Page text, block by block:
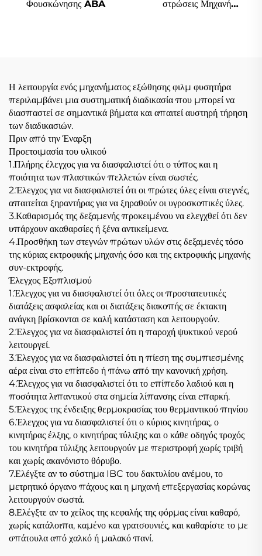
Φουσκώνησης ABA
στρώσεις Μηχανή
Η λειτουργία ενός μηχανήματος εξώθησης φιλμ φυσητήρα
περιλαμβάνει μια συστηματική διαδικασία που μπορεί να
διασπαστεί σε σημαντικά βήματα και απαιτεί αυστηρή τήρηση
των διαδικασιών.
Πριν από την Έναρξη
Προετοιμασία του υλικού
1.Πλήρης έλεγχος για να διασφαλιστεί ότι ο τύπος και η
ποιότητα των πλαστικών πελλετών είναι σωστές.
2.Έλεγχος για να διασφαλιστεί ότι οι πρώτες ύλες είναι στεγνές,
απαιτείται ξηραντήρας για να ξηραθούν οι υγροσκοπικές ύλες.
3.Καθαρισμός της δεξαμενής προκειμένου να ελεγχθεί ότι δεν
υπάρχουν ακαθαρσίες ή ξένα αντικείμενα.
4.Προσθήκη των στεγνών πρώτων υλών στις δεξαμενές τόσο
της κύριας εκτροφικής μηχανής όσο και της εκτροφικής μηχανής
συν-εκτροφής.
Έλεγχος Εξοπλισμού
1.Έλεγχος για να διασφαλιστεί ότι όλες οι προστατευτικές
διατάξεις ασφαλείας και οι διατάξεις διακοπής σε έκτακτη
ανάγκη βρίσκονται σε καλή κατάσταση και λειτουργούν.
2.Έλεγχος για να διασφαλιστεί ότι η παροχή ψυκτικού νερού
λειτουργεί.
3.Έλεγχος για να διασφαλιστεί ότι η πίεση της συμπιεσμένης
αέρα είναι στο επίπεδο ή πάνω από την κανονική χρήση.
4.Έλεγχος για να διασφαλιστεί ότι το επίπεδο λαδιού και η
ποσότητα λιπαντικού στα σημεία λίπανσης είναι επαρκή.
5.Έλεγχος της ένδειξης θερμοκρασίας του θερμαντικού πηνίου
6.Έλεγχος για να διασφαλιστεί ότι ο κύριος κινητήρας, ο
κινητήρας έλξης, ο κινητήρας τύλιξης και ο κάθε οδηγός τροχός
του κινητήρα τύλιξης λειτουργούν με περιστροφή χωρίς τριβή
και χωρίς ακανόνιστο θόρυβο.
7.Ελέγξτε αν το σύστημα IBC του δακτυλίου ανέμου, το
μετρητικό όργανο πάχους και η μηχανή επεξεργασίας κορώνας
λειτουργούν σωστά.
8.Ελέγξτε αν το χείλος της κεφαλής της φόρμας είναι καθαρό,
χωρίς κατάλοιπα, καμένο και γρατσουνιές, και καθαρίστε το με
σπάτουλα από χαλκό ή μαλακό πανί.